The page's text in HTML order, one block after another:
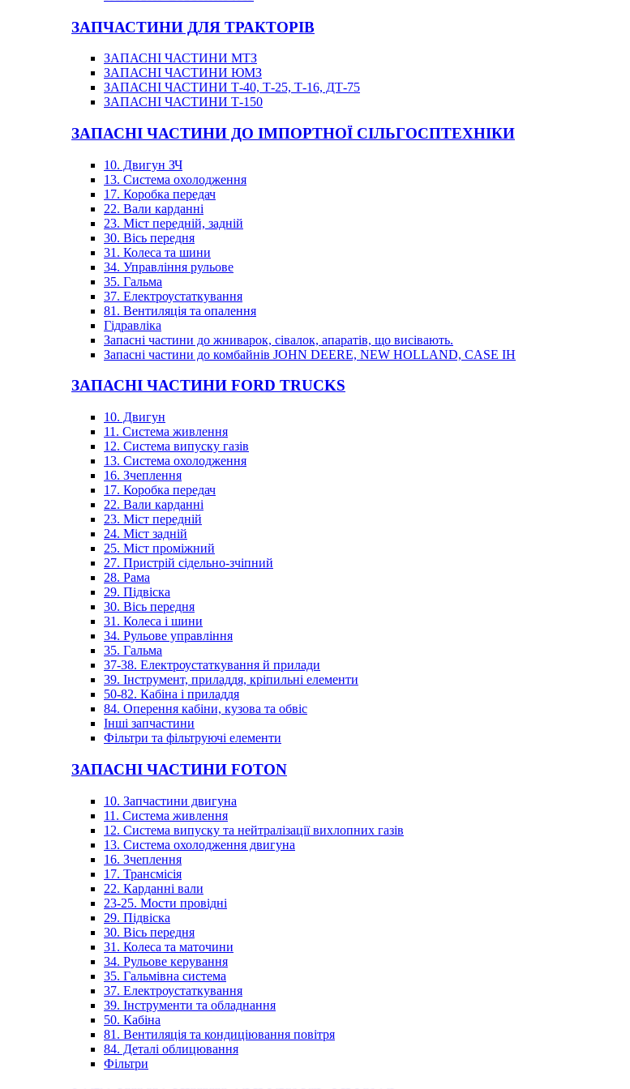
ЗАПЧАСТИНИ ДЛЯ ТРАКТОРІВ
ЗАПАСНІ ЧАСТИНИ МТЗ
ЗАПАСНІ ЧАСТИНИ ЮМЗ
ЗАПАСНІ ЧАСТИНИ Т-40, Т-25, Т-16, ДТ-75
ЗАПАСНІ ЧАСТИНИ Т-150
ЗАПАСНІ ЧАСТИНИ ДО ІМПОРТНОЇ СІЛЬГОСПТЕХНІКИ
10. Двигун ЗЧ
13. Система охолодження
17. Коробка передач
22. Вали карданні
23. Міст передній, задній
30. Вісь передня
31. Колеса та шини
34. Управління рульове
35. Гальма
37. Електроустаткування
81. Вентиляція та опалення
Гідравліка
Запасні частини до жниварок, сівалок, апаратів, що висівають.
Запасні частини до комбайнів JOHN DEERE, NEW HOLLAND, CASE IH
ЗАПАСНІ ЧАСТИНИ FORD TRUCKS
10. Двигун
11. Система живлення
12. Система випуску газів
13. Система охолодження
16. Зчеплення
17. Коробка передач
22. Вали карданні
23. Міст передній
24. Міст задній
25. Міст проміжний
27. Пристрій сідельно-зчіпний
28. Рама
29. Підвіска
30. Вісь передня
31. Колеса і шини
34. Рульове управління
35. Гальма
37-38. Електроустаткування й прилади
39. Інструмент, приладдя, кріпильні елементи
50-82. Кабіна і приладдя
84. Оперення кабіни, кузова та обвіс
Інші запчастини
Фільтри та фільтруючі елементи
ЗАПАСНІ ЧАСТИНИ FOTON
10. Запчастини двигуна
11. Система живлення
12. Система випуску та нейтралізації вихлопних газів
13. Система охолодження двигуна
16. Зчеплення
17. Трансмісія
22. Карданні вали
23-25. Мости провідні
29. Підвіска
30. Вісь передня
31. Колеса та маточини
34. Рульове керування
35. Гальмівна система
37. Електроустаткування
39. Інструменти та обладнання
50. Кабіна
81. Вентиляція та кондиціювання повітря
84. Деталі облицювання
Фільтри